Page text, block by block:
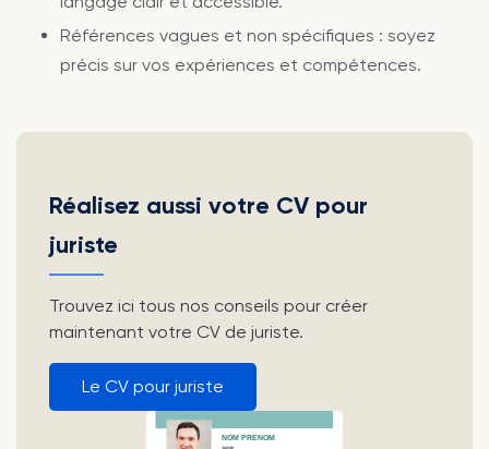
Références vagues et non spécifiques : soyez
précis sur vos expériences et compétences.
Réalisez aussi votre CV pour
juriste
Trouvez ici tous nos conseils pour créer
maintenant votre CV de juriste.
Le CV pour juriste